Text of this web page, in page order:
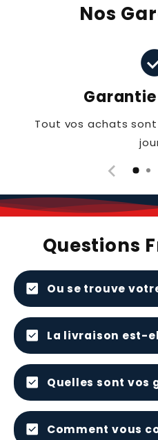
Nos
Tout vos achats
Questions
check_box Ou se trouve
check_box La livraison est-
check_box Quelles sont vos
check_box Comment vous